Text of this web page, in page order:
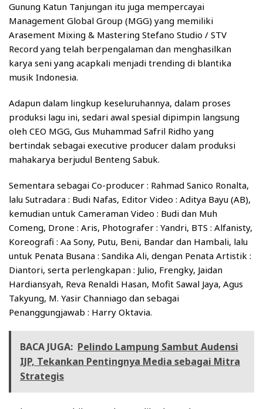
Gunung Katun Tanjungan itu juga mempercayai
Management Global Group (MGG) yang memiliki
Arasement Mixing & Mastering Stefano Studio / STV
Record yang telah berpengalaman dan menghasilkan
karya seni yang acapkali menjadi trending di blantika
musik Indonesia.
Adapun dalam lingkup keseluruhannya, dalam proses
produksi lagu ini, sedari awal spesial dipimpin langsung
oleh CEO MGG, Gus Muhammad Safril Ridho yang
bertindak sebagai executive producer dalam produksi
mahakarya berjudul Benteng Sabuk.
Sementara sebagai Co-producer : Rahmad Sanico Ronalta,
lalu Sutradara : Budi Nafas, Editor Video : Aditya Bayu (AB),
kemudian untuk Cameraman Video : Budi dan Muh
Comeng, Drone : Aris, Photografer : Yandri, BTS : Alfanisty,
Koreografi : Aa Sony, Putu, Beni, Bandar dan Hambali, lalu
untuk Penata Busana : Sandika Ali, dengan Penata Artistik :
Diantori, serta perlengkapan : Julio, Frengky, Jaidan
Hardiansyah, Reva Renaldi Hasan, Mofit Sawal Jaya, Agus
Takyung, M. Yasir Channiago dan sebagai
Penanggungjawab : Harry Oktavia.
BACA JUGA: Pelindo Lampung Sambut Audensi
IJP, Tekankan Pentingnya Media sebagai Mitra
Strategis